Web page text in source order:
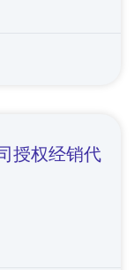
授权经销代